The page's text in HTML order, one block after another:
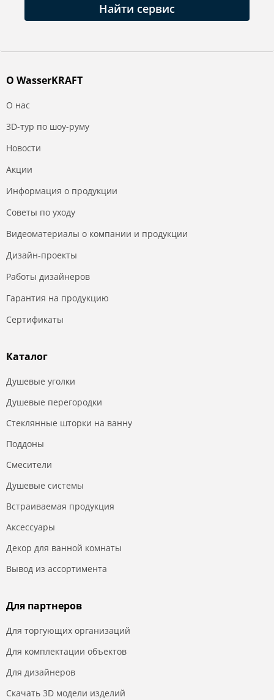
Найти сервис
О WasserKRAFT
О нас
3D-тур по шоу-руму
Новости
Акции
Информация о продукции
Советы по уходу
Видеоматериалы о компании и продукции
Дизайн-проекты
Работы дизайнеров
Гарантия на продукцию
Сертификаты
Каталог
Душевые уголки
Душевые перегородки
Стеклянные шторки на ванну
Поддоны
Смесители
Душевые системы
Встраиваемая продукция
Аксессуары
Декор для ванной комнаты
Вывод из ассортимента
Для партнеров
Для торгующих организаций
Для комплектации объектов
Для дизайнеров
Скачать 3D модели изделий